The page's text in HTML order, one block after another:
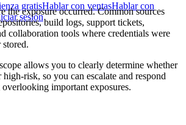
gratisHablar con ventasHablar con
sesión
the exposure occurred. Common sources
build logs, support tickets,
collaboration tools where credentials were
allows you to clearly determine whether
risk, so you can escalate and respond
important exposures.